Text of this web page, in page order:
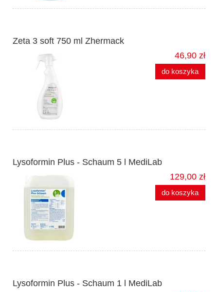
Zeta 3 soft 750 ml Zhermack
46,90 zł
do koszyka
Lysoformin Plus - Schaum 5 l MediLab
129,00 zł
do koszyka
Lysoformin Plus - Schaum 1 l MediLab